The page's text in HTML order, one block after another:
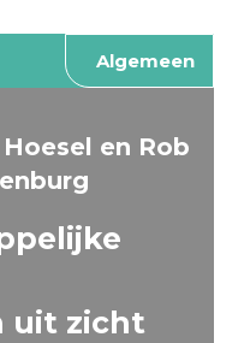
Algemeen
en Rob
uit zicht